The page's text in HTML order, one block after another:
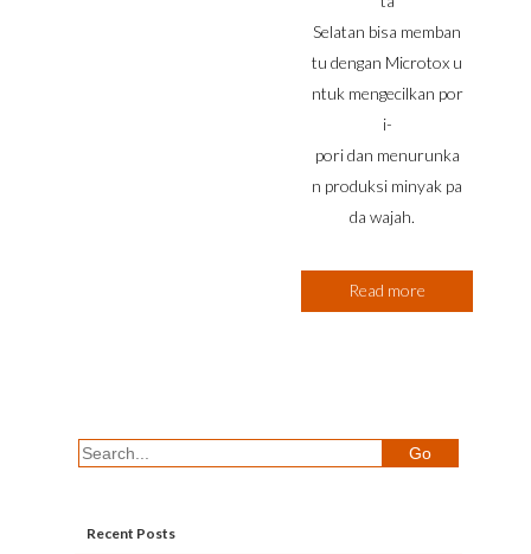
Selatan bisa memban
tu dengan Microtox u
ntuk mengecilkan por
i-
pori dan menurunka
n produksi minyak pa
da wajah.
Read more
Recent Posts